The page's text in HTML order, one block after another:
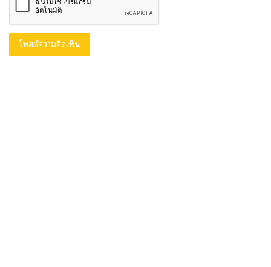
โพสต์ความคิดเห็น